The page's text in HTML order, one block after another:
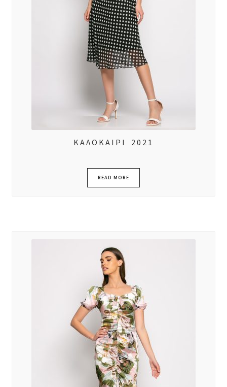
ΚΑΛΟΚΑΙΡΙ 2021
READ MORE